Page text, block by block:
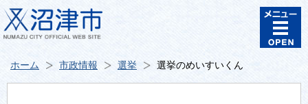
ホーム 市政情報 選挙 選挙のめいすいくん